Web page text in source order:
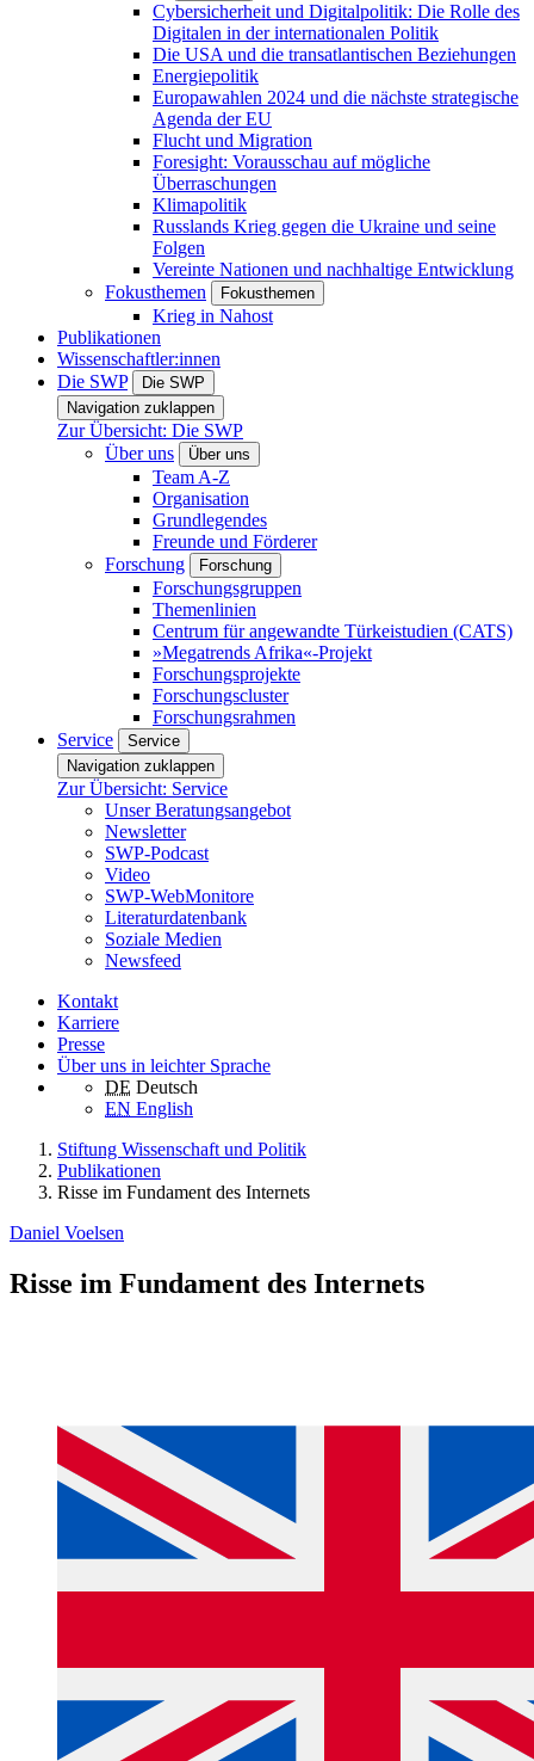
Cybersicherheit und Digitalpolitik: Die Rolle des
Digitalen in der internationalen Politik
Die USA und die transatlantischen Beziehungen
Energiepolitik
Europawahlen 2024 und die nächste strategische
Agenda der EU
Flucht und Migration
Foresight: Vorausschau auf mögliche
Überraschungen
Klimapolitik
Russlands Krieg gegen die Ukraine und seine
Folgen
Vereinte Nationen und nachhaltige Entwicklung
Fokusthemen
Fokusthemen
Krieg in Nahost
Publikationen
Wissenschaftler:innen
Die SWP
Die SWP
Navigation zuklappen
Zur Übersicht: Die SWP
Über uns
Über uns
Team A-Z
Organisation
Grundlegendes
Freunde und Förderer
Forschung
Forschung
Forschungsgruppen
Themenlinien
Centrum für angewandte Türkeistudien (CATS)
»Megatrends Afrika«-Projekt
Forschungsprojekte
Forschungscluster
Forschungsrahmen
Service
Service
Navigation zuklappen
Zur Übersicht: Service
Unser Beratungsangebot
Newsletter
SWP-Podcast
Video
SWP-WebMonitore
Literaturdatenbank
Soziale Medien
Newsfeed
Kontakt
Karriere
Presse
Über uns in leichter Sprache
DE Deutsch
EN English
Stiftung Wissenschaft und Politik
Publikationen
Risse im Fundament des Internets
Daniel Voelsen
Risse im Fundament des Internets